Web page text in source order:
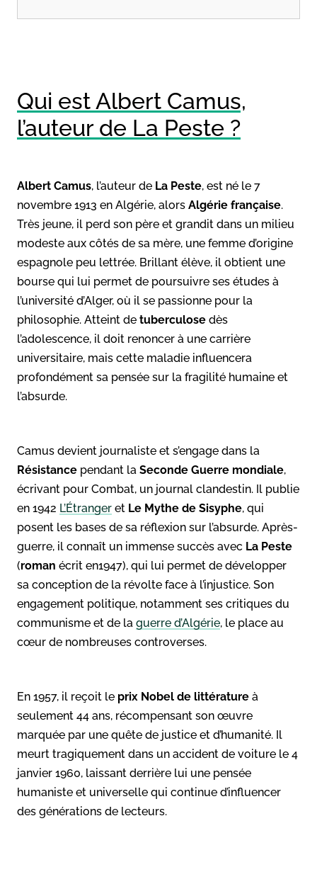
Qui est Albert Camus,
l’auteur de La Peste ?
Albert Camus, l’auteur de La Peste, est né le 7
novembre 1913 en Algérie, alors Algérie française.
Très jeune, il perd son père et grandit dans un milieu
modeste aux côtés de sa mère, une femme d’origine
espagnole peu lettrée. Brillant élève, il obtient une
bourse qui lui permet de poursuivre ses études à
l’université d’Alger, où il se passionne pour la
philosophie. Atteint de tuberculose dès
l’adolescence, il doit renoncer à une carrière
universitaire, mais cette maladie influencera
profondément sa pensée sur la fragilité humaine et
l’absurde.
Camus devient journaliste et s’engage dans la
Résistance pendant la Seconde Guerre mondiale,
écrivant pour Combat, un journal clandestin. Il publie
en 1942 L’Étranger et Le Mythe de Sisyphe, qui
posent les bases de sa réflexion sur l’absurde. Après-
guerre, il connaît un immense succès avec La Peste
(roman écrit en1947), qui lui permet de développer
sa conception de la révolte face à l’injustice. Son
engagement politique, notamment ses critiques du
communisme et de la guerre d’Algérie, le place au
cœur de nombreuses controverses.
En 1957, il reçoit le prix Nobel de littérature à
seulement 44 ans, récompensant son œuvre
marquée par une quête de justice et d’humanité. Il
meurt tragiquement dans un accident de voiture le 4
janvier 1960, laissant derrière lui une pensée
humaniste et universelle qui continue d’influencer
des générations de lecteurs.